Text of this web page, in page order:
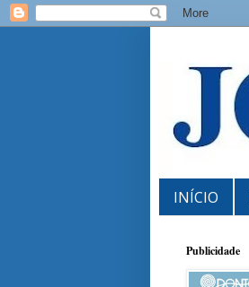
INÍCIO
Publicidade